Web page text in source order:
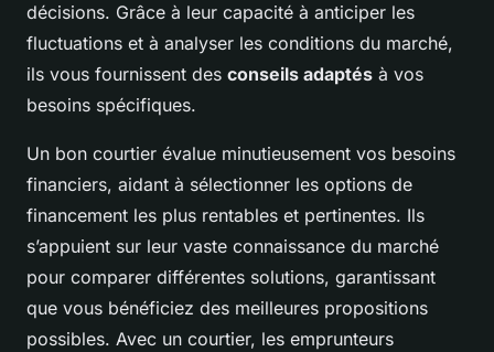
décisions. Grâce à leur capacité à anticiper les
fluctuations et à analyser les conditions du marché,
ils vous fournissent des conseils adaptés à vos
besoins spécifiques.
Un bon courtier évalue minutieusement vos besoins
financiers, aidant à sélectionner les options de
financement les plus rentables et pertinentes. Ils
s’appuient sur leur vaste connaissance du marché
pour comparer différentes solutions, garantissant
que vous bénéficiez des meilleures propositions
possibles. Avec un courtier, les emprunteurs